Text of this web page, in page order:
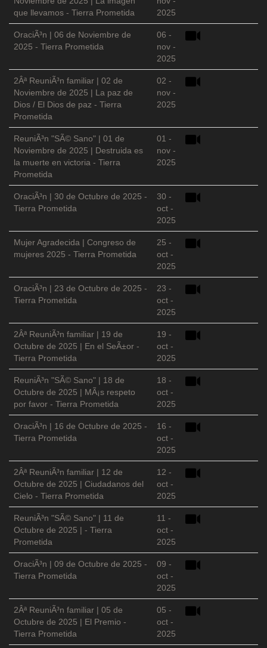
que llevamos - Tierra Prometida
2025
OraciÃ³n | 06 de Noviembre de
2025 - Tierra Prometida
06 -
nov -
2025
2Âª ReuniÃ³n familiar | 02 de
Noviembre de 2025 | La paz de
Dios / El Dios de paz - Tierra
Prometida
02 -
nov -
2025
ReuniÃ³n "SÃ© Sano" | 01 de
Noviembre de 2025 | Destruida es
la muerte en victoria - Tierra
Prometida
01 -
nov -
2025
OraciÃ³n | 30 de Octubre de 2025 -
Tierra Prometida
30 -
oct -
2025
Mujer Agradecida | Congreso de
mujeres 2025 - Tierra Prometida
25 -
oct -
2025
OraciÃ³n | 23 de Octubre de 2025 -
Tierra Prometida
23 -
oct -
2025
2Âª ReuniÃ³n familiar | 19 de
Octubre de 2025 | En el SeÃ±or -
Tierra Prometida
19 -
oct -
2025
ReuniÃ³n "SÃ© Sano" | 18 de
Octubre de 2025 | MÃ¡s respeto
por favor - Tierra Prometida
18 -
oct -
2025
OraciÃ³n | 16 de Octubre de 2025 -
Tierra Prometida
16 -
oct -
2025
2Âª ReuniÃ³n familiar | 12 de
Octubre de 2025 | Ciudadanos del
Cielo - Tierra Prometida
12 -
oct -
2025
ReuniÃ³n "SÃ© Sano" | 11 de
Octubre de 2025 | - Tierra
Prometida
11 -
oct -
2025
OraciÃ³n | 09 de Octubre de 2025 -
Tierra Prometida
09 -
oct -
2025
2Âª ReuniÃ³n familiar | 05 de
Octubre de 2025 | El Premio -
Tierra Prometida
05 -
oct -
2025